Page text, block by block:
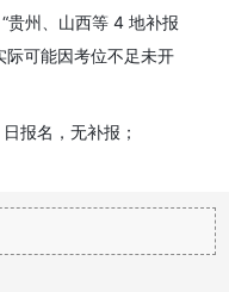
“贵州、山西等 4 地补报
际可能因考位不足未开
报名，无补报；